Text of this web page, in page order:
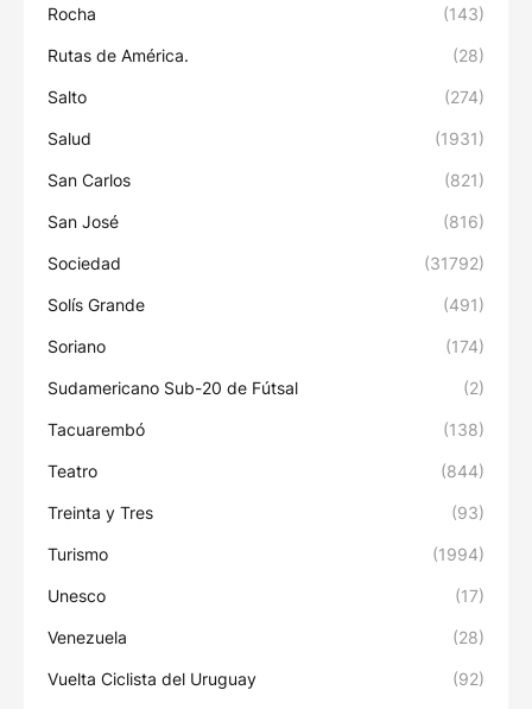
Rocha (143)
Rutas de América. (28)
Salto (274)
Salud (1931)
San Carlos (821)
San José (816)
Sociedad (31792)
Solís Grande (491)
Soriano (174)
Sudamericano Sub-20 de Fútsal (2)
Tacuarembó (138)
Teatro (844)
Treinta y Tres (93)
Turismo (1994)
Unesco (17)
Venezuela (28)
Vuelta Ciclista del Uruguay (92)